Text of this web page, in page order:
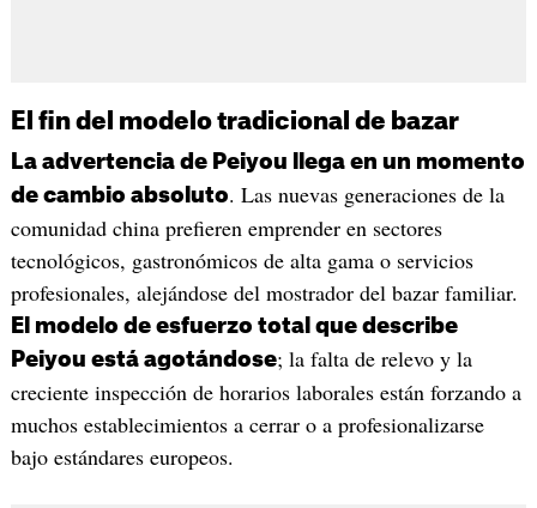
El fin del modelo tradicional de bazar
La advertencia de Peiyou llega en un momento
de cambio absoluto. Las nuevas generaciones de la
comunidad china prefieren emprender en sectores
tecnológicos, gastronómicos de alta gama o servicios
profesionales, alejándose del mostrador del bazar familiar.
El modelo de esfuerzo total que describe
Peiyou está agotándose; la falta de relevo y la
creciente inspección de horarios laborales están forzando a
muchos establecimientos a cerrar o a profesionalizarse
bajo estándares europeos.